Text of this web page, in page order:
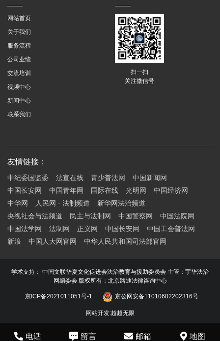
网站首页
关于我们
服务流程
公司业绩
交流培训
视频中心
新闻中心
联系我们
扫一扫
关注微信号
友情链接：
中纪委国监委 法宣在线 青少普法网
中国新闻网
中国长安网
中国青年网 国际在线 光明网
中国经济网
中华网
人民网 - 法制频道
新华网法治频道
央视社会与法频道
民主与法制网 中国警察网
中国法院网
中国法学网
法制网 正义网 中国长安网
中国工会普法网
新浪
中国人大网官网 中华人民共和国司法部官网
学术支持： 中国文联华夏文化促进会法治教育与援助委员会 主管：宇华法治
网编委会 版权所有：北京路通法律咨询中心
京ICP备2021011051号-1 京公网安备11010602202316号
网站开发:超越无限
电话 留言 邮箱 地图